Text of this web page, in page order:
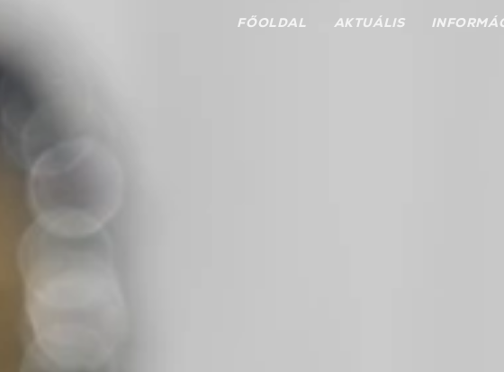
FŐOLDAL AKTUÁLIS